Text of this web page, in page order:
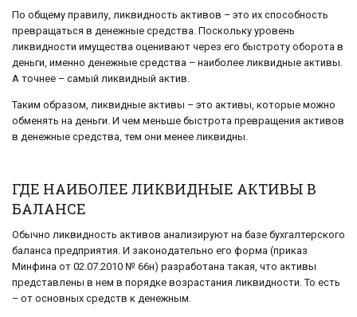
По общему правилу, ликвидность активов – это их способность
превращаться в денежные средства. Поскольку уровень
ликвидности имущества оценивают через его быстроту оборота в
деньги, именно денежные средства – наиболее ликвидные активы.
А точнее – самый ликвидный актив.
Таким образом, ликвидные активы – это активы, которые можно
обменять на деньги. И чем меньше быстрота превращения активов
в денежные средства, тем они менее ликвидны.
ГДЕ НАИБОЛЕЕ ЛИКВИДНЫЕ АКТИВЫ В
БАЛАНСЕ
Обычно ликвидность активов анализируют на базе бухгалтерского
баланса предприятия. И законодательно его форма (приказ
Минфина от 02.07.2010 № 66н) разработана такая, что активы
представлены в нем в порядке возрастания ликвидности. То есть
– от основных средств к денежным.